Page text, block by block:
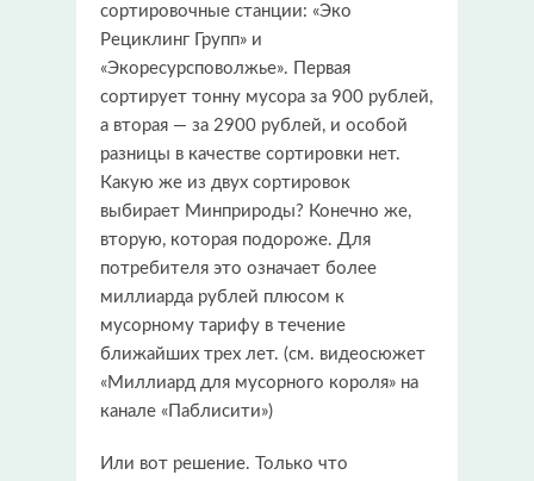
сортировочные станции: «Эко
Рециклинг Групп» и
«Экоресурсповолжье». Первая
сортирует тонну мусора за 900 рублей,
а вторая — за 2900 рублей, и особой
разницы в качестве сортировки нет.
Какую же из двух сортировок
выбирает Минприроды? Конечно же,
вторую, которая подороже. Для
потребителя это означает более
миллиарда рублей плюсом к
мусорному тарифу в течение
ближайших трех лет. (см. видеосюжет
«Миллиард для мусорного короля» на
канале «Паблисити»)
Или вот решение. Только что